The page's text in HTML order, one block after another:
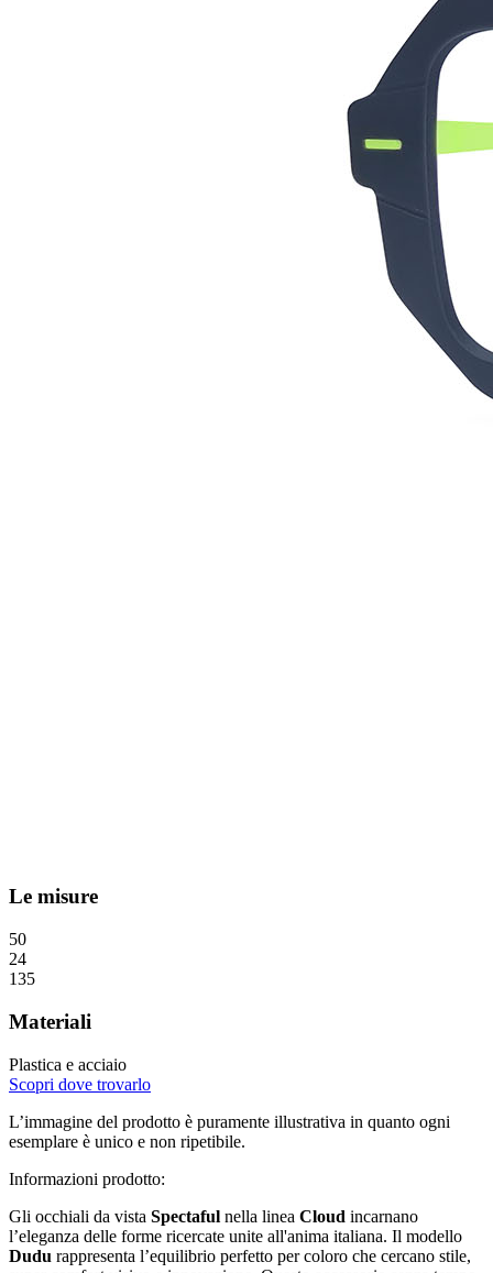
Le misure
50
24
135
Materiali
Plastica e acciaio
Scopri dove trovarlo
L’immagine del prodotto è puramente illustrativa in quanto ogni
esemplare è unico e non ripetibile.
Informazioni prodotto:
Gli occhiali da vista Spectaful nella linea Cloud incarnano
l’eleganza delle forme ricercate unite all'anima italiana. Il modello
Dudu rappresenta l’equilibrio perfetto per coloro che cercano stile,